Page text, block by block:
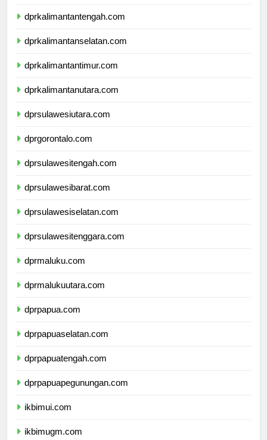
dprkalimantantengah.com
dprkalimantanselatan.com
dprkalimantantimur.com
dprkalimantanutara.com
dprsulawesiutara.com
dprgorontalo.com
dprsulawesitengah.com
dprsulawesibarat.com
dprsulawesiselatan.com
dprsulawesitenggara.com
dprmaluku.com
dprmalukuutara.com
dprpapua.com
dprpapuaselatan.com
dprpapuatengah.com
dprpapuapegunungan.com
ikbimui.com
ikbimugm.com